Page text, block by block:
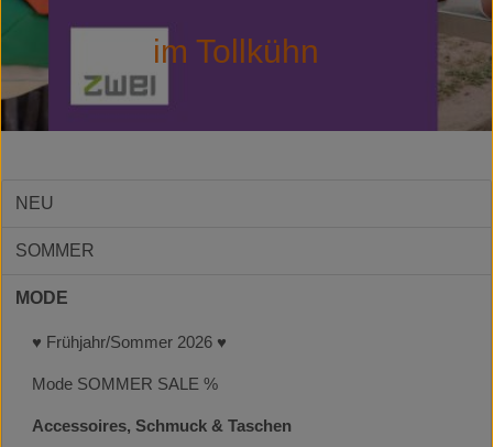
im Tollkühn
NEU
SOMMER
MODE
♥ Frühjahr/Sommer 2026 ♥
Mode SOMMER SALE %
Accessoires, Schmuck & Taschen